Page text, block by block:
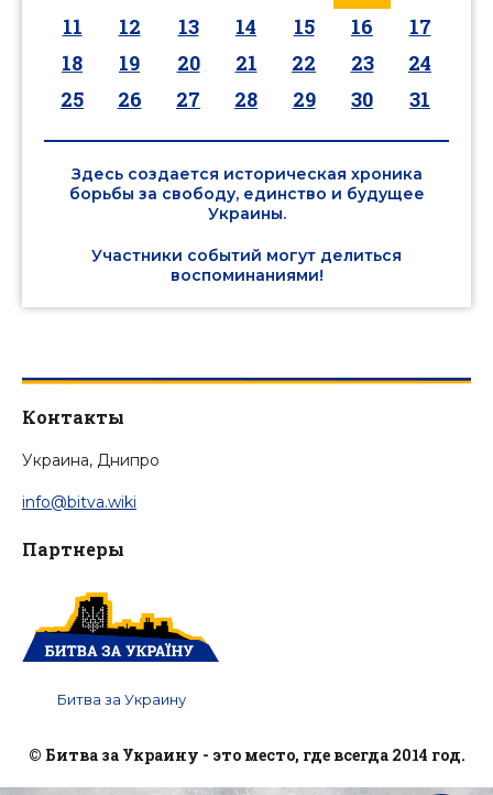
11
12 13 14 15 16
17
18
19 20 21 22 23
24
25
26 27 28 29 30 31
Здесь создается историческая хроника
борьбы за свободу, единство и будущее
Украины.
Участники событий могут делиться
воспоминаниями!
Контакты
Украина, Днипро
info@bitva.wiki
Партнеры
Битва за Украину
© Битва за Украину - это место, где всегда 2014 год.